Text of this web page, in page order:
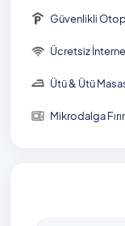
Güvenlikli
Ücretsiz
Ütü & Ütü
Mikrodalga